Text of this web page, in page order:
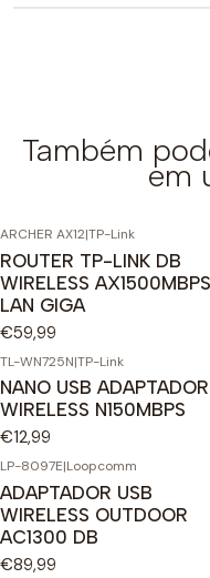
Também
em
ARCHER AX12|TP-Link
ROUTER TP-LINK DB
WIRELESS AX1500MBPS
LAN GIGA
€59,99
TL-WN725N|TP-Link
NANO USB ADAPTADOR
WIRELESS N150MBPS
€12,99
LP-8097E|Loopcomm
ADAPTADOR USB
WIRELESS OUTDOOR
AC1300 DB
€89,99